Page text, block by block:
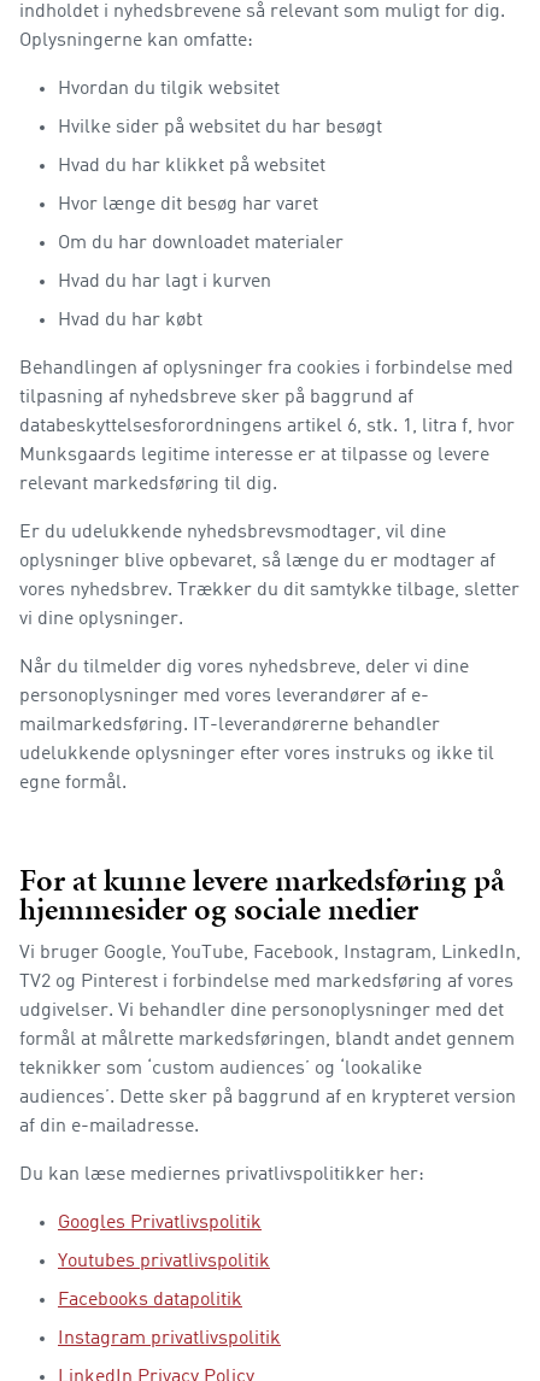
indholdet i nyhedsbrevene så relevant som muligt for dig.
Oplysningerne kan omfatte:
Hvordan du tilgik websitet
Hvilke sider på websitet du har besøgt
Hvad du har klikket på websitet
Hvor længe dit besøg har varet
Om du har downloadet materialer
Hvad du har lagt i kurven
Hvad du har købt
Behandlingen af oplysninger fra cookies i forbindelse med
tilpasning af nyhedsbreve sker på baggrund af
databeskyttelsesforordningens artikel 6, stk. 1, litra f, hvor
Munksgaards legitime interesse er at tilpasse og levere
relevant markedsføring til dig.
Er du udelukkende nyhedsbrevsmodtager, vil dine
oplysninger blive opbevaret, så længe du er modtager af
vores nyhedsbrev. Trækker du dit samtykke tilbage, sletter
vi dine oplysninger.
Når du tilmelder dig vores nyhedsbreve, deler vi dine
personoplysninger med vores leverandører af e-
mailmarkedsføring. IT-leverandørerne behandler
udelukkende oplysninger efter vores instruks og ikke til
egne formål.
For at kunne levere markedsføring på
hjemmesider og sociale medier
Vi bruger Google, YouTube, Facebook, Instagram, LinkedIn,
TV2 og Pinterest i forbindelse med markedsføring af vores
udgivelser. Vi behandler dine personoplysninger med det
formål at målrette markedsføringen, blandt andet gennem
teknikker som ‘custom audiences’ og ‘lookalike
audiences’. Dette sker på baggrund af en krypteret version
af din e-mailadresse.
Du kan læse mediernes privatlivspolitikker her:
Googles Privatlivspolitik
Youtubes privatlivspolitik
Facebooks datapolitik
Instagram privatlivspolitik
LinkedIn Privacy Policy